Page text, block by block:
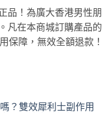
品！為廣大香港男性朋
凡在本商城訂購產品的
保障，無效全額退款！
？雙效犀利士副作用